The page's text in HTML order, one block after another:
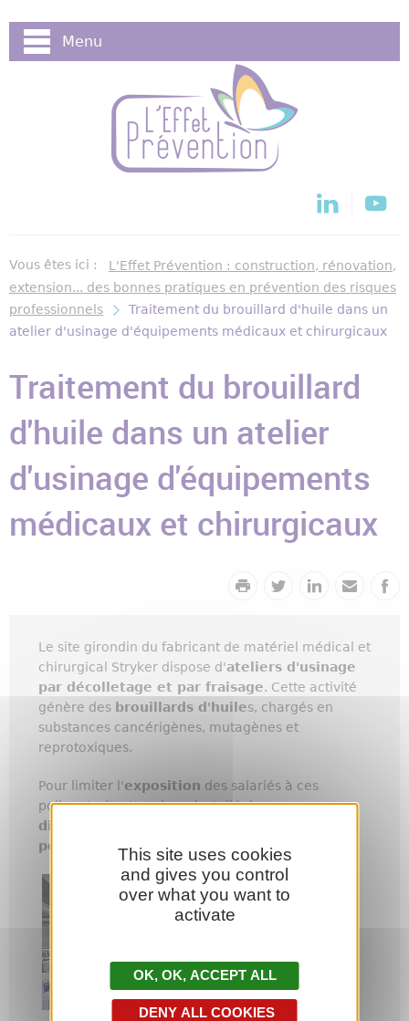
Menu
Vous êtes ici :
L'Effet Prévention : construction, rénovation,
extension... des bonnes pratiques en prévention des risques
professionnels
Traitement du brouillard d'huile dans un
atelier d'usinage d'équipements médicaux et chirurgicaux
Traitement du brouillard
d'huile dans un atelier
d'usinage d'équipements
médicaux et chirurgicaux
Le site girondin du fabricant de matériel médical et
chirurgical Stryker dispose d'ateliers d'usinage
par décolletage et par fraisage. Cette activité
génère des brouillards d'huiles, chargés en
substances cancérigènes, mutagènes et
reprotoxiques.
Pour limiter l'exposition des salariés à ces
polluants, l'entreprise a installé de nouveaux
dispositifs de captage et filtration de l'air
pollué
avec rejet des polluants à l’extérieur.
This site uses cookies
and gives you control
over what you want to
activate
OK, ACCEPT ALL
DENY ALL COOKIES